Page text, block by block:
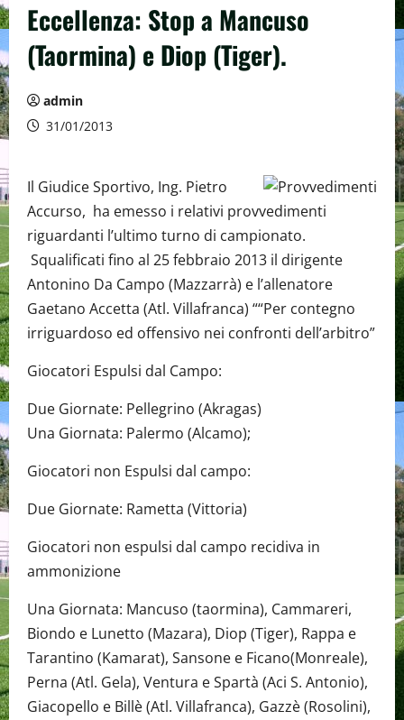
Eccellenza: Stop a Mancuso
(Taormina) e Diop (Tiger).
admin
31/01/2013
Il Giudice Sportivo, Ing. Pietro
Accurso, ha emesso i relativi provvedimenti
riguardanti l’ultimo turno di campionato.
Squalificati fino al 25 febbraio 2013 il dirigente
Antonino Da Campo (Mazzarrà) e l’allenatore
Gaetano Accetta (Atl. Villafranca) ““Per contegno
irriguardoso ed offensivo nei confronti dell’arbitro”
Giocatori Espulsi dal Campo:
Due Giornate: Pellegrino (Akragas)
Una Giornata: Palermo (Alcamo);
Giocatori non Espulsi dal campo:
Due Giornate: Rametta (Vittoria)
Giocatori non espulsi dal campo recidiva in
ammonizione
Una Giornata: Mancuso (taormina), Cammareri,
Biondo e Lunetto (Mazara), Diop (Tiger), Rappa e
Tarantino (Kamarat), Sansone e Ficano(Monreale),
Perna (Atl. Gela), Ventura e Spartà (Aci S. Antonio),
Giacopello e Billè (Atl. Villafranca), Gazzè (Rosolini),